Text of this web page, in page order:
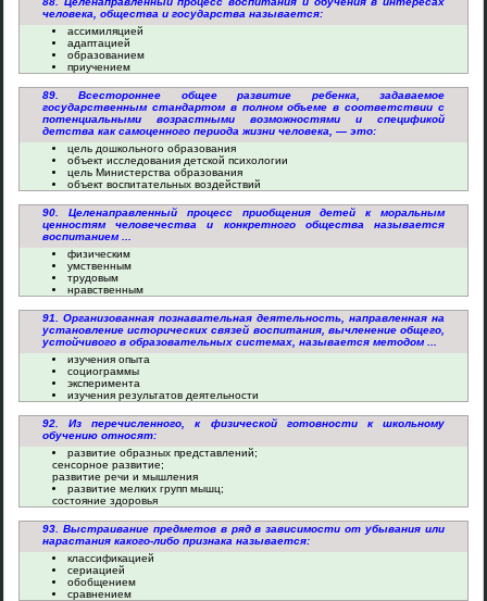
человека, общества и государства называется:
ассимиляцией
адаптацией
образованием
приучением
89. Всестороннее общее развитие ребенка, задаваемое
государственным стандартом в полном объеме в соответствии с
потенциальными возрастными возможностями и спецификой
детства как самоценного периода жизни человека, — это:
цель дошкольного образования
объект исследования детской психологии
цель Министерства образования
объект воспитательных воздействий
90. Целенаправленный процесс приобщения детей к моральным
ценностям человечества и конкретного общества называется
воспитанием ...
физическим
умственным
трудовым
нравственным
91. Организованная познавательная деятельность, направленная на
установление исторических связей воспитания, вычленение общего,
устойчивого в образовательных системах, называется методом ...
изучения опыта
социограммы
эксперимента
изучения результатов деятельности
92. Из перечисленного, к физической готовности к школьному
обучению относят:
развитие образных представлений;
сенсорное развитие;
развитие речи и мышления
развитие мелких групп мышц;
состояние здоровья
93. Выстраивание предметов в ряд в зависимости от убывания или
нарастания какого-либо признака называется:
классификацией
сериацией
обобщением
сравнением